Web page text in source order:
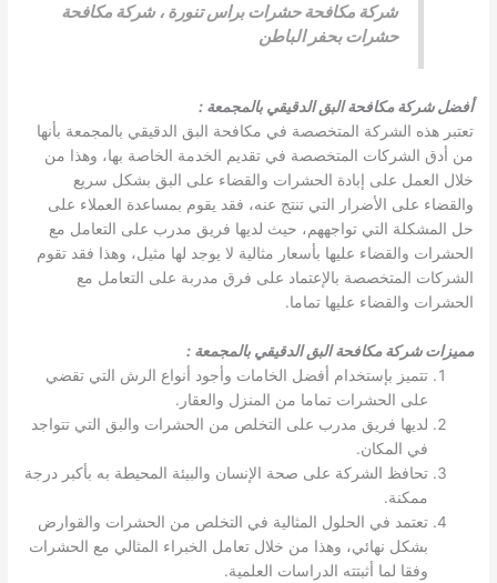
شركة مكافحة حشرات براس تنورة ،شركة مكافحة
حشرات بحفر الباطن
أفضل شركة مكافحة البق الدقيقي بالمجمعة :
تعتبر هذه الشركة المتخصصة في مكافحة البق الدقيقي بالمجمعة بأنها
من أدق الشركات المتخصصة في تقديم الخدمة الخاصة بها، وهذا من
خلال العمل على إبادة الحشرات والقضاء على البق بشكل سريع
والقضاء على الأضرار التي تنتج عنه، فقد يقوم بمساعدة العملاء على
حل المشكلة التي تواجههم، حيث لديها فريق مدرب على التعامل مع
الحشرات والقضاء عليها بأسعار مثالية لا يوجد لها مثيل، وهذا فقد تقوم
الشركات المتخصصة بالإعتماد على فرق مدربة على التعامل مع
الحشرات والقضاء عليها تماما.
مميزات شركة مكافحة البق الدقيقي بالمجمعة :
تتميز بإستخدام أفضل الخامات وأجود أنواع الرش التي تقضي
على الحشرات تماما من المنزل والعقار.
لديها فريق مدرب على التخلص من الحشرات والبق التي تتواجد
في المكان.
تحافظ الشركة على صحة الإنسان والبيئة المحيطة به بأكبر درجة
ممكنة.
تعتمد في الحلول المثالية في التخلص من الحشرات والقوارض
بشكل نهائي، وهذا من خلال تعامل الخبراء المثالي مع الحشرات
وفقا لما أثبتته الدراسات العلمية.